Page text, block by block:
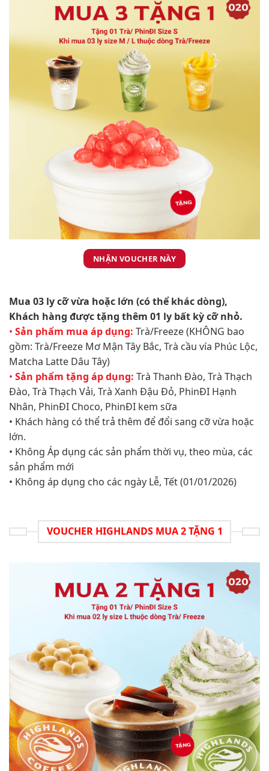
NHẬN VOUCHER NÀY
Mua 03 ly cỡ vừa hoặc lớn (có thể khác dòng),
Khách hàng được tặng thêm 01 ly bất kỳ cỡ nhỏ.​
• Sản phẩm mua áp dụng: Trà/Freeze (KHÔNG bao
gồm: Trà/Freeze Mơ Mận Tây Bắc, Trà cầu vía Phúc Lộc,
Matcha Latte Dâu Tây)
• Sản phẩm tặng áp dụng: Trà Thanh Đào, Trà Thạch
Đào, Trà Thạch Vải, Trà Xanh Đậu Đỏ, PhinĐI Hạnh
Nhân, PhinĐI Choco, PhinĐI kem sữa
• Khách hàng có thể trả thêm để đổi sang cỡ vừa hoặc
lớn.
• Không Áp dụng các sản phẩm thời vụ, theo mùa, các
sản phẩm mới
• Không áp dụng cho các ngày Lễ, Tết (01/01/2026)
VOUCHER HIGHLANDS MUA 2 TẶNG 1